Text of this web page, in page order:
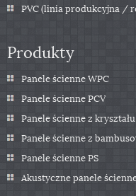
PVC (linia produkcyjna /
Produkty
Panele ścienne WPC
Panele ścienne PCV
Panele ścienne z
Panele ścienne z
Panele ścienne PS
Akustyczne panele